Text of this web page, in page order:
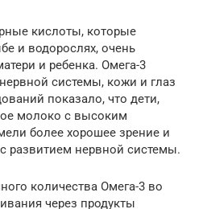
кислоты, которые
и водорослях, очень
и ребенка. Омега-3
системы, кожи и глаз
показало, что дети,
молоко с высоким
более хорошее зрение и
развитием нервной системы.
количества Омега-3 во
через продукты